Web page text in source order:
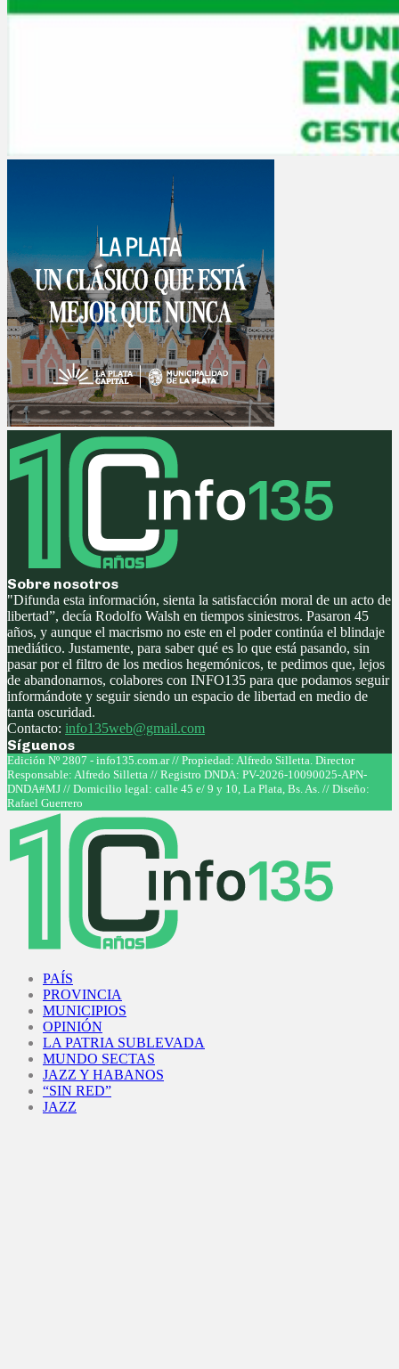
Sobre nosotros
"Difunda esta información, sienta la satisfacción moral de un acto de
libertad”, decía Rodolfo Walsh en tiempos siniestros. Pasaron 45
años, y aunque el macrismo no este en el poder continúa el blindaje
mediático. Justamente, para saber qué es lo que está pasando, sin
pasar por el filtro de los medios hegemónicos, te pedimos que, lejos
de abandonarnos, colabores con INFO135 para que podamos seguir
informándote y seguir siendo un espacio de libertad en medio de
tanta oscuridad.
Contacto: info135web@gmail.com
Síguenos
Facebook
Twitter
Instagram
Youtube
Edición Nº 2807 - info135.com.ar // Propiedad: Alfredo Silletta. Director
Responsable: Alfredo Silletta // Registro DNDA: PV-2026-10090025-APN-
DNDA#MJ // Domicilio legal: calle 45 e/ 9 y 10, La Plata, Bs. As. // Diseño:
Rafael Guerrero
PAÍS
PROVINCIA
MUNICIPIOS
OPINIÓN
LA PATRIA SUBLEVADA
MUNDO SECTAS
JAZZ Y HABANOS
“SIN RED”
JAZZ